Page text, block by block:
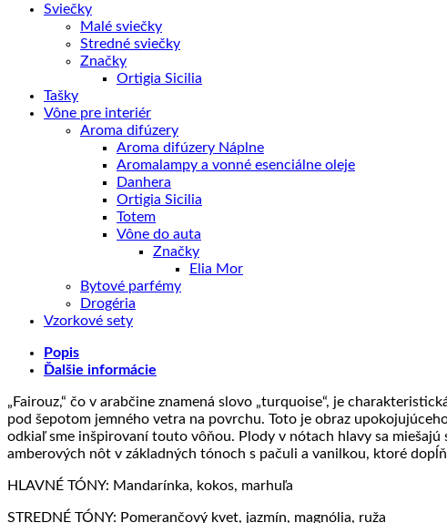
Sviečky
Malé sviečky
Stredné sviečky
Značky
Ortigia Sicilia
Tašky
Vône pre interiér
Aroma difúzery
Aroma difúzery Náplne
Aromalampy a vonné esenciálne oleje
Danhera
Ortigia Sicilia
Totem
Vône do auta
Značky
Elia Mor
Bytové parfémy
Drogéria
Vzorkové sety
Popis
Ďalšie informácie
„Fairouz,“ čo v arabčine znamená slovo „turquoise“, je
pod šepotom jemného vetra na povrchu. Toto je obraz
odkiaľ sme inšpirovaní touto vôňou. Plody v nótach hlavy sa
amberových nôt v základných tónoch s pačuli a vanilkou, ktoré
HLAVNÉ TÓNY: Mandarínka, kokos, marhuľa
STREDNÉ TÓNY: Pomerančový kvet, jazmín, magnólia, ruža